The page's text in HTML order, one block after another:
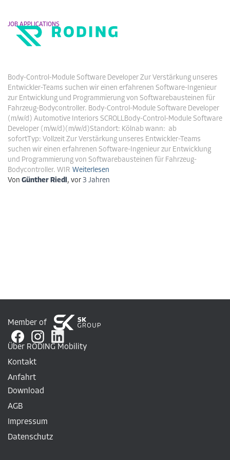
JOB APPLICATIONS
Body-Control-Module Software
Body-Control-Module Software Developer Zur Verstärkung unseres
Entwickler-Teams suchen wir einen erfahrenen Software-Ingenieur
zur Entwicklung und Programmierung von Softwarebausteinen für
Fahrzeug-Bodycontroller. Body-Control-Module Software Developer
(m/w/d) Automotive Interiors SCROLLBody-Control-Module Software
Developer (m/w/d)(m/w/d)Standort: Kölnab wann: ab
sofortTyp: Vollzeit Zur Verstärkung unseres Entwickler-Teams
suchen wir einen erfahrenen Software-Ingenieur zur Entwicklung
und Programmierung von Softwarebausteinen für Fahrzeug-
Bodycontroller. WIR Weiterlesen
Von Günther Riedl, vor 3 Jahren
Member of
Über RODING Mobility
Kontakt
Anfahrt
Download
AGB
Impressum
Datenschutz